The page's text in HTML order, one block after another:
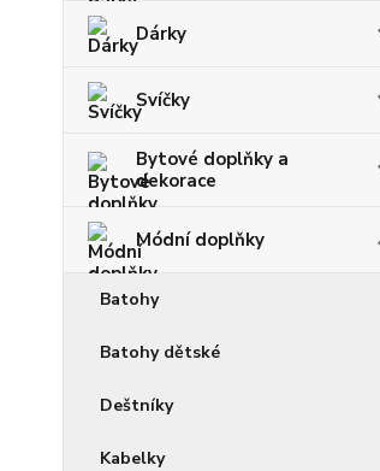
Dárky
Svíčky
Bytové doplňky a
dekorace
Módní doplňky
Batohy
Batohy dětské
Deštníky
Kabelky